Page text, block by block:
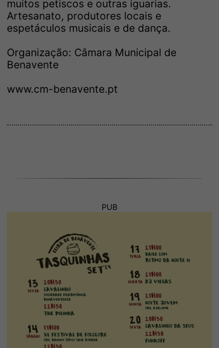
muitos petiscos e outras iguarias.
Artesanato, produtores locais e
espetáculos musicais e de dança.
Organização: Câmara Municipal de
Benavente
www.cm-benavente.pt
PUB